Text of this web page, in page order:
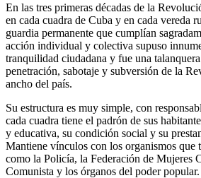
En las tres primeras décadas de la
en cada cuadra de Cuba y en cada vereda
guardia permanente que cumplían
acción individual y colectiva supuso
tranquilidad ciudadana y fue una
penetración, sabotaje y subversión de la
ancho del país.
Su estructura es muy simple, con
cada cuadra tiene el padrón de sus
y educativa, su condición social y su
Mantiene vínculos con los organismos que
como la Policía, la Federación de Mujeres
Comunista y los órganos del poder popular.